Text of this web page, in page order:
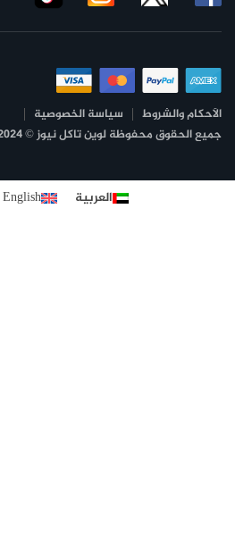
الأحكام والشروط
سياسة الخصوصية
جميع الحقوق محفوظة لوين تاكل نيوز © 2024
العربية English